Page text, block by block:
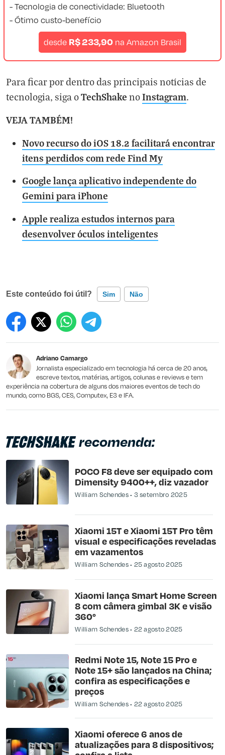
- Tecnologia de conectividade: Bluetooth
- Ótimo custo-benefício
desde R$ 233,90 na Amazon Brasil
Para ficar por dentro das principais notícias de
tecnologia, siga oTechShake noInstagram.
VEJA TAMBÉM!
Novo recurso do iOS 18.2 facilitará encontrar
itens perdidos com rede Find My
Google lança aplicativo independente do
Gemini para iPhone
Apple realiza estudos internos para
desenvolver óculos inteligentes
Este conteúdo foi útil? Sim Não
Este conteúdo contém informação incorreta
Outro
Adriano Camargo
Jornalista especializado em tecnologia há cerca de 20 anos,
escreve textos, matérias, artigos, colunas e reviews e tem
experiência na cobertura de alguns dos maiores eventos de tech do
mundo, como BGS, CES, Computex, E3 e IFA.
recomenda:
POCO F8 deve ser equipado com
Dimensity 9400++, diz vazador
William Schendes 3 setembro 2025
Xiaomi 15T e Xiaomi 15T Pro têm
visual e especificações reveladas
em vazamentos
William Schendes 25 agosto 2025
Xiaomi lança Smart Home Screen
8 com câmera gimbal 3K e visão
360°
William Schendes 22 agosto 2025
Redmi Note 15, Note 15 Pro e
Note 15+ são lançados na China;
confira as especificações e
preços
William Schendes 22 agosto 2025
Xiaomi oferece 6 anos de
atualizações para 8 dispositivos;